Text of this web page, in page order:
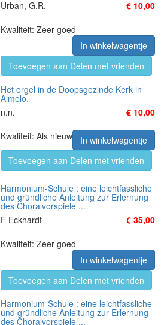
Urban, G.R.
€ 10,00
Kwaliteit: Zeer goed
In winkelwagentje
Toevoegen aan Delen met vrienden
Het orgel in de Doopsgezinde Kerk in
Almelo.
n.n.
€ 10,00
Kwaliteit: Als nieuw
In winkelwagentje
Toevoegen aan Delen met vrienden
Harmonium-Schule : eine leichtfassliche
und gründliche Anleitung zur Erlernung
des Choralvorspiele ...
F Eckhardt
€ 35,00
Kwaliteit: Zeer goed
In winkelwagentje
Toevoegen aan Delen met vrienden
Harmonium-Schule : eine leichtfassliche
und gründliche Anleitung zur Erlernung
des Choralvorspiele ...